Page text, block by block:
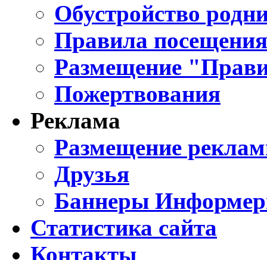
Обустройство
Правила
Размещение
Пожертвования
Реклама
Размещение
Друзья
Баннеры
Статистика сайта
Контакты